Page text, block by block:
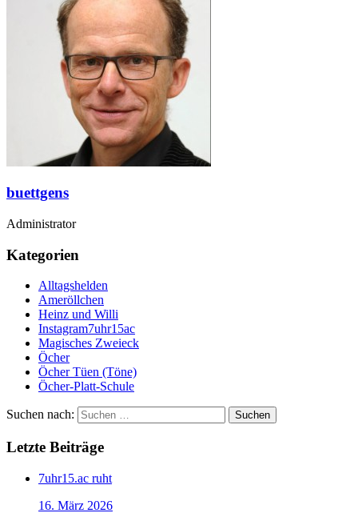
buettgens
Administrator
Kategorien
Alltagshelden
Ameröllchen
Heinz und Willi
Instagram7uhr15ac
Magisches Zweieck
Öcher
Öcher Tüen (Töne)
Öcher-Platt-Schule
Suchen nach:
Letzte Beiträge
7uhr15.ac ruht
16. März 2026